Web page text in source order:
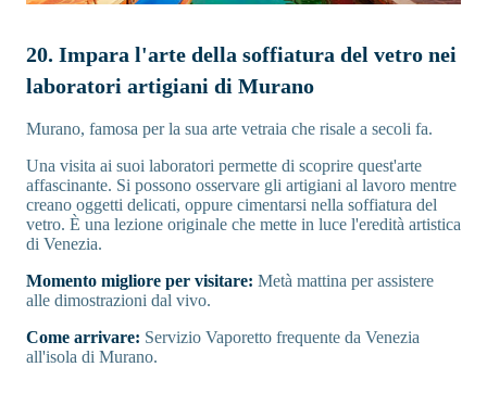
20. Impara l'arte della soffiatura del vetro nei
laboratori artigiani di Murano
Murano, famosa per la sua arte vetraia che risale a secoli fa.
Una visita ai suoi laboratori permette di scoprire quest'arte
affascinante. Si possono osservare gli artigiani al lavoro mentre
creano oggetti delicati, oppure cimentarsi nella soffiatura del
vetro. È una lezione originale che mette in luce l'eredità artistica
di Venezia.
Momento migliore per visitare: Metà mattina per assistere
alle dimostrazioni dal vivo.
Come arrivare: Servizio Vaporetto frequente da Venezia
all'isola di Murano.